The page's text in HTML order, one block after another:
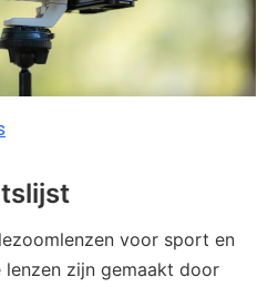
voor sport en
zijn gemaakt door